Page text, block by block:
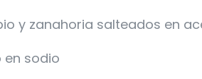
y zanahoria salteados en
en sodio